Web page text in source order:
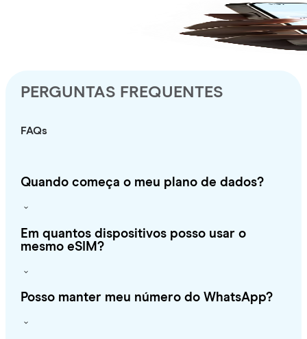
PERGUNTAS FREQUENTES
FAQs
Quando começa o meu plano de dados?
Em quantos dispositivos posso usar o
mesmo eSIM?
Posso manter meu número do WhatsApp?